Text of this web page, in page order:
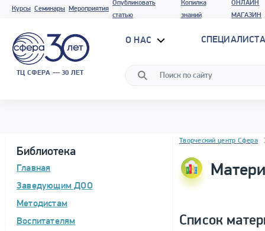
Курсы Семинары Мероприятия
Опубликовать
статью
Копилка
знаний
ОНЛАЙН
МАГАЗИН
ТЦ СФЕРА — 30 ЛЕТ
О НАС
Библиотека
Главная
Заведующим ДОО
Методистам
Воспитателям
Блок новостей
Творческий центр Сфера
Список